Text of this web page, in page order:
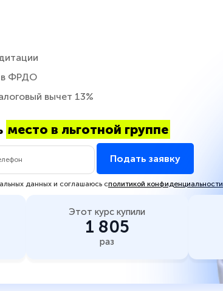
в ФРДО
вычет 13%
место в льготной группе
Подать заявку
данных и соглашаюсь сполитикой конфиденциальности
Этот курс купили
1 805
раз